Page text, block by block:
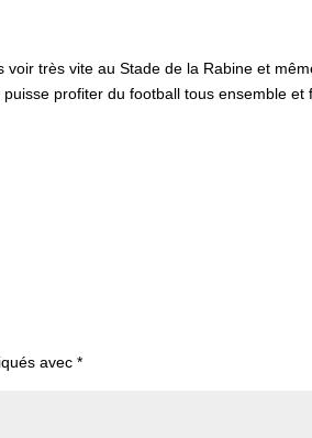
voir très vite au Stade de la Rabine et
profiter du football tous ensemble et
avec*